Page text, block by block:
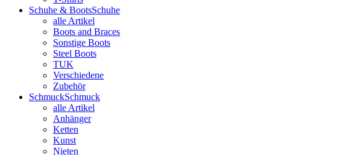
Schuhe & BootsSchuhe
alle Artikel
Boots and Braces
Sonstige Boots
Steel Boots
TUK
Verschiedene
Zubehör
SchmuckSchmuck
alle Artikel
Anhänger
Ketten
Kunst
Nieten